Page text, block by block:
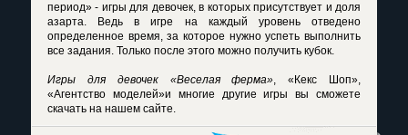
период» - игры для девочек, в которых присутствует и доля
азарта. Ведь в игре на каждый уровень отведено
определенное время, за которое нужно успеть выполнить
все задания. Только после этого можно получить кубок.
Игры для девочек «Веселая ферма», «Кекс Шоп»,
«Агентство моделей»и многие другие игры вы сможете
скачать на нашем сайте.